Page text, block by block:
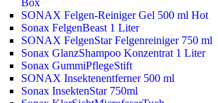
SONAX Felgen-Reiniger Gel 500 ml Hot
Sonax FelgenBeast 1 Liter
SONAX FelgenStar Felgenreiniger 750 ml
Sonax GlanzShampoo Konzentrat 1 Liter
Sonax GummiPflegeStift
SONAX Insektenentferner 500 ml
Sonax InsektenStar 750ml